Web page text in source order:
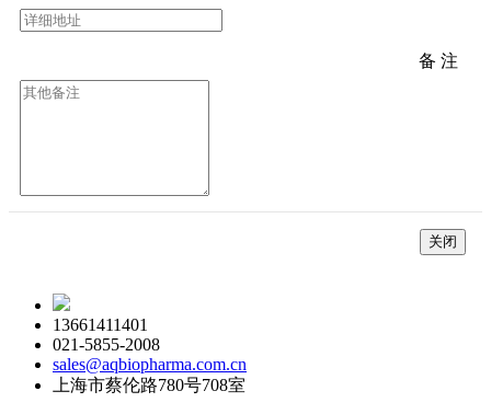
备 注
关闭
13661411401
021-5855-2008
sales@aqbiopharma.com.cn
上海市蔡伦路780号708室